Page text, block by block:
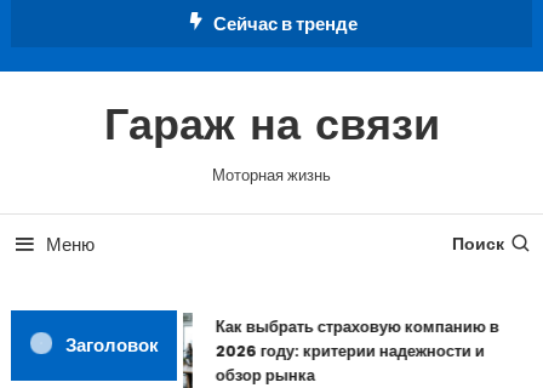
Сейчас в тренде
Гараж на связи
Моторная жизнь
Меню Поиск
Заголовок
Как выбрать страховую компанию в
2026 году: критерии надежности и
обзор рынка